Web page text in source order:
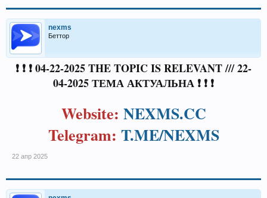
nexms
Беттор
❗ ❗ ❗ 04-22-2025 THE TOPIC IS RELEVANT /// 22-
04-2025 ТЕМА АКТУАЛЬНА ❗ ❗ ❗
Website: NEXMS.CC
Telegram: T.ME/NEXMS
22 апр 2025